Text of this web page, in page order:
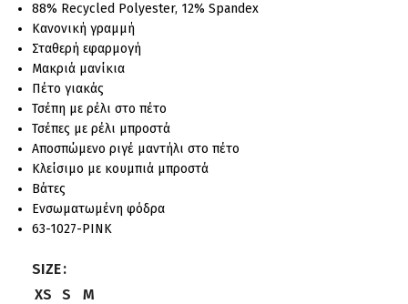
88% Recycled Polyester, 12% Spandex
Κανονική γραμμή
Σταθερή εφαρμογή
Μακριά μανίκια
Πέτο γιακάς
Τσέπη με ρέλι στο πέτο
Τσέπες με ρέλι μπροστά
Αποσπώμενο ριγέ μαντήλι στο πέτο
Κλείσιμο με κουμπιά μπροστά
Βάτες
Ενσωματωμένη φόδρα
63-1027-PINK
SIZE
XS
S M